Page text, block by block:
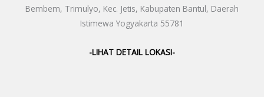
Bembem, Trimulyo, Kec. Jetis, Kabupaten Bantul, Daerah
Istimewa Yogyakarta 55781
-LIHAT DETAIL LOKASI-